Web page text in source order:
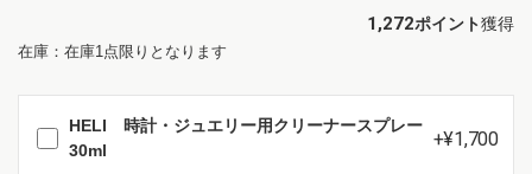
1,272ポイント獲得
在庫：在庫1点限りとなります
HELI 時計・ジュエリー用クリーナースプレー
30ml
+¥1,700